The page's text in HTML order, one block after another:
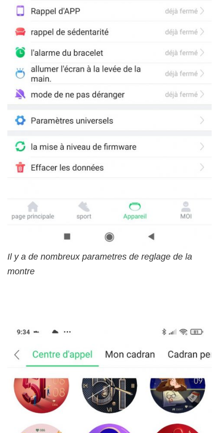
Il y a de nombreux parametres de reglage de la
montre